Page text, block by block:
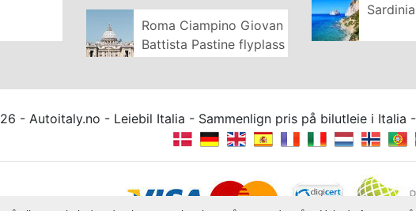
Roma Ciampino Giovan
Battista Pastine flyplass
Sardinia
- Autoitaly.no - Leiebil Italia - Sammenlign pris på bilutleie i Italia